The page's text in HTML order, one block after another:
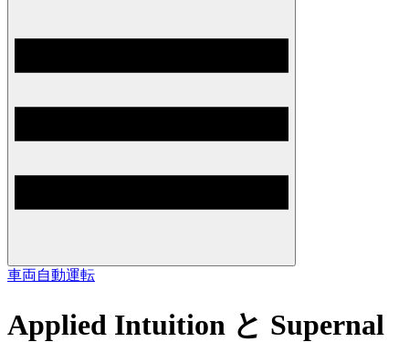
車両自動運転
Applied Intuition と Supernal